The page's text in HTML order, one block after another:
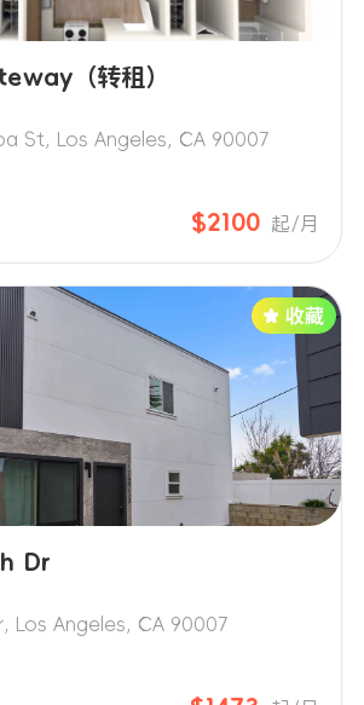
（转租）
St, Los Angeles, CA 90007
$2100 起/月
Dr
Los Angeles, CA 90007